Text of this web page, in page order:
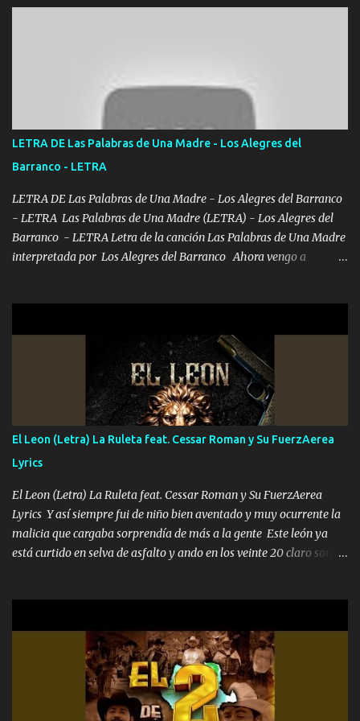
me fajó una Glock siempre armado todas las generaciones yo
traigo El chiste es que hago lo que quiero pues así soy me mandó
yo tengo el control a todos yo les paro el dedo soy hocicon un
malcriado un malandrón Que Les importa no saben nada falsas
las risas las que me miran hay gente corriente no quieren ve...
LETRA DE Las Palabras de Una Madre - Los Alegres del
Barranco - LETRA
LETRA DE Las Palabras de Una Madre - Los Alegres del Barranco
- LETRA Las Palabras de Una Madre (LETRA) - Los Alegres del
Barranco - LETRA Letra de la canción Las Palabras de Una Madre
interpretada por Los Alegres del Barranco Ahora vengo a
quiso, él tiempo sigue pasando y nunca te olvidaremos, aquí
seguiré esperando hasta volvernos a vernos El recuerdo que yo
tengo de mi mente no se va, en mi corazón me llevo lo mismo que
tu papá, a veces me pongo triste porque no puedo mirarte, mas se
que tu me escuchas porque tu eres mi gran ángel, El desespero me
llega para reunirme contigo, tu iluminas mi sendero por siempre
serás mi niño, del amor que yo te tengo es co...
El Leon (Letra) La Ruleta feat. Cessar Roman y Su FuerzAerea
Lyrics
El Leon (Letra) La Ruleta feat. Cessar Roman y Su FuerzAerea
Lyrics Y así siempre fui de niño bien aventado y muy ocurrente la
malicia que cargaba sorprendía de más a la gente Este león ya
está curtido en selva de asfalto y ando en los veinte 20 claro son
pa más pues hay charola les voy a dar hasta topar pues no hay de
otra Música Surcando bien mi camino voy por mi línea no veo a
los lados aquel que no corre vuela no se me duerm voy chicoteado
Ya pasé varias hazañas ya tienen rato que me agarran el colmillo
de este León los estatales no sé esperaron Al tiro esta la PrimiZa